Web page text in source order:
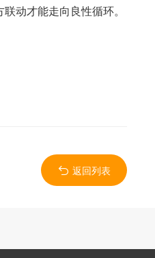
动才能走向良性循环。
返回列表